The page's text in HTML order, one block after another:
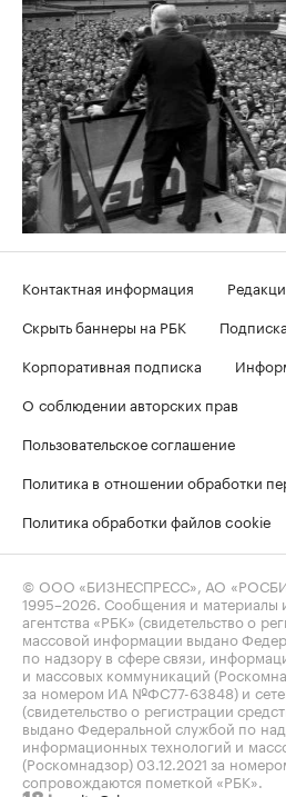
Контактная информация
Скрыть баннеры на РБК
Корпоративная подписка
О соблюдении авторских прав
Пользовательское соглашение
Политика в отношении обработки
Политика обработки файлов cookie
© ООО «БИЗНЕСПРЕСС», АО
1995–2026 . Сообщения и
агентства «РБК» (свидетельство о
массовой информации выдано
по надзору в сфере связи,
и массовых коммуникаций
за номером ИА №ФС77-63848) и
(свидетельство о регистрации
выдано Федеральной службой по
информационных технологий и
(Роскомнадзор) 03.12.2021 за
сопровождаются пометкой «РБК».